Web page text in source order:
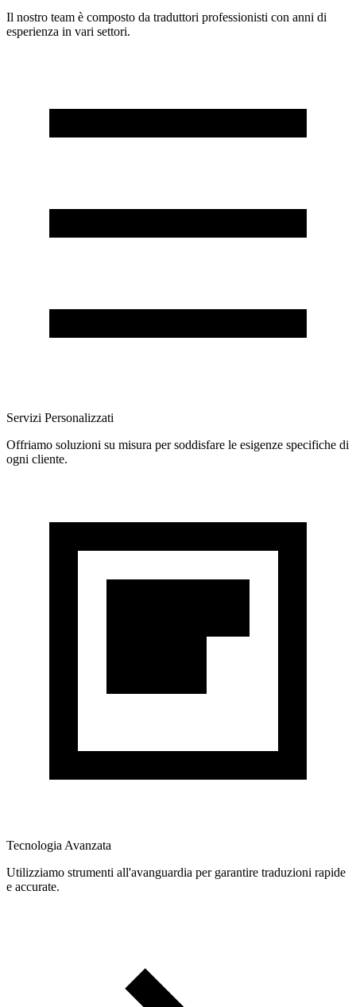
Il nostro team è composto da traduttori professionisti con anni di
esperienza in vari settori.
Servizi Personalizzati
Offriamo soluzioni su misura per soddisfare le esigenze specifiche di
ogni cliente.
Tecnologia Avanzata
Utilizziamo strumenti all'avanguardia per garantire traduzioni rapide
e accurate.